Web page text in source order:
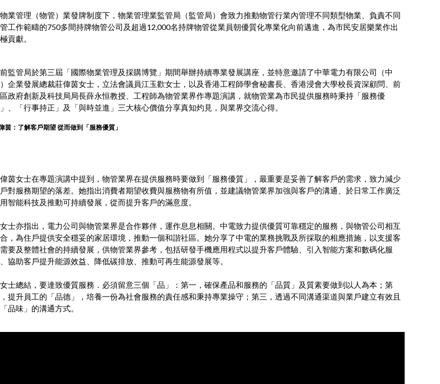
業管理（物管）業發牌制度下，物業管理業監管局（監管局）會致力推動物管行業內管理不同類型物業、負責不同
工作範疇的750多間持牌物管公司及超過12,000名持牌物管從業員朝優質化專業化向前邁進，為市民安居樂業作出
貢獻。
監管局於第三屆「國際物業管理及採購博覽」期間舉辦持續專業發展講座，並特意邀請了中華電力有限公司（中
企業發展總裁莊偉茵女士，立法會議員江玉歡女士，以及香港工程師學會秘書長、香港浸會大學校長資深顧問、前
政府創新及科技局局長薛永恒教授、工程師為物管業界作專題演講，就物管業為市民提供服務時秉持「服務優
、「行事持正」及「與時並進」三大核心價值分享真知灼見，與業界交流心得。
茵：了解客戶期望 從而做到「服務優質」
茵女士在專題演講中提到，物管業界在提供服務時要做到「服務優質」，最重要是妥善了解客戶的需求，致力減少
對服務期望的落差。她指出消費者期望收費與服務物有所值，並建議物管業界加強與客戶的溝通、於日常工作廣泛
智能科技及推動可持續發展，從而提升客戶的滿意度。
士亦指出，電力公司與物管業界是合作夥伴，運作息息相關。中電致力提供優質可靠穩定的服務，與物管公司相互
，為住戶提供安全穩妥的家居環境，推動一個和諧社區。她分享了中電的業務挑戰及所採取的相應措施，以支援客
要及整體社會的持續發展，供物管業界參考，包括研發手機應用程式以提升客戶體驗、引入智能方案和數碼化服
協助客戶提升能源效益、降低碳排放、推動可再生能源發展等。
士總結，要達致優質服務．必須留意三個「品」：第一，確保產品和服務的「品質」及質素要做到以人為本；第
提升員工的「品德」，培養一份為社會服務的責任感和秉持專業操守；第三，透過不同溝通渠道與業戶建立有效且
品味」的溝通方式。